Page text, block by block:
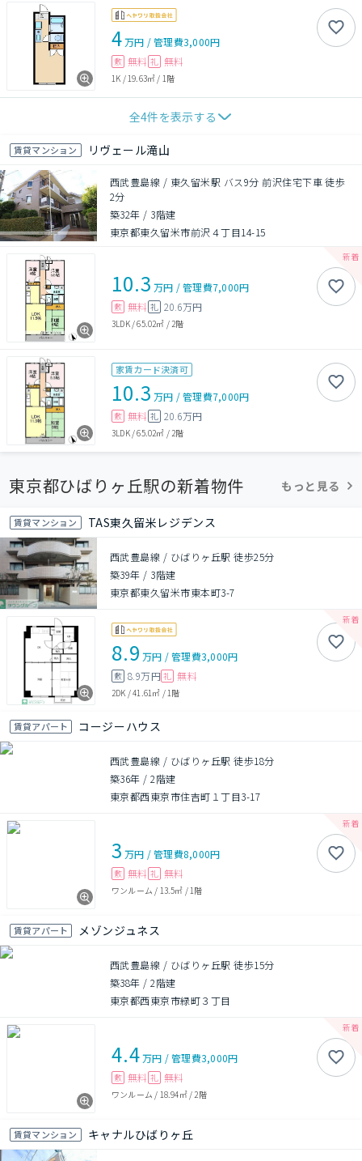
4万円 /管理費3,000円
敷 無料 礼 無料
1K /19.63㎡ / 1階
全4件を表示する
賃貸マンション リヴェール滝山
西武豊島線 / 東久留米駅 バス9分 前沢住宅下車 徒歩
2分
築32年 / 3階建
東京都東久留米市前沢４丁目14-15
10.3 万円 /管理費7,000円
敷 無料 礼 20.6万円
3LDK/65.02㎡ / 2階
家賃カード決済可
10.3 万円 /管理費7,000円
敷 無料 礼 20.6万円
3LDK/65.02㎡ /2階
東京都ひばりヶ丘駅の新着物件 もっと見る
賃貸マンション TAS東久留米レジデンス
西武豊島線 / ひばりヶ丘駅 徒歩25分
築39年 / 3階建
東京都東久留米市東本町3-7
8.9 万円 /管理費3,000円
敷 8.9万円 礼 無料
2DK /41.61㎡ /1階
賃貸アパート コージーハウス
西武豊島線 / ひばりヶ丘駅 徒歩18分
築36年 /2階建
東京都西東京市住吉町１丁目3-17
3 万円 /管理費8,000円
敷 無料 礼 無料
ワンルーム / 13.5㎡ / 1階
賃貸アパート メゾンジュネス
西武豊島線 / ひばりヶ丘駅 徒歩15分
築38年 /2階建
東京都西東京市緑町３丁目
4.4万円 /管理費3,000円
敷 無料 礼 無料
ワンルーム / 18.94㎡/ 2階
賃貸マンション キャナルひばりヶ丘